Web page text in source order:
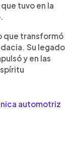
tuvo en la
que transformó
Su legado
y en las
automotriz